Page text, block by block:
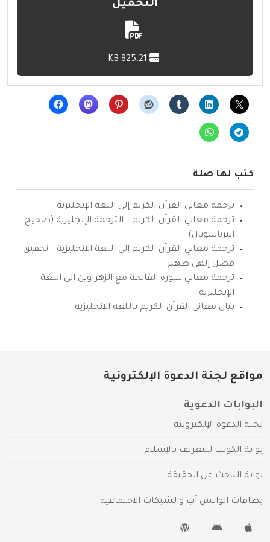
التحميل
كتب لها صلة
ترجمة معاني القرآن الكريم إلى اللغة الإنجليزية
ترجمة معاني القرآن الكريم – الترجمة الإنجليزية (صحيح
انترناشونال)
ترجمة معاني القرآن الكريم إلى اللغة الإنجليزية – تحقيق
فضل إلهي ظهير
ترجمة معاني سورة الفاتحة مع الزهراوين إلى اللغة
الإنجليزية
بيان معاني القرآن الكريم باللغة الإنجليزية
مواقع لجنة الدعوة الإلكترونية
البوابات الدعوية
لجنة الدعوة الإلكترونية
بوابة الكويت للتعريف بالإسلام
بوابة الباحث عن الحقيقة
بطاقات الواتس آب والشبكات الاجتماعية